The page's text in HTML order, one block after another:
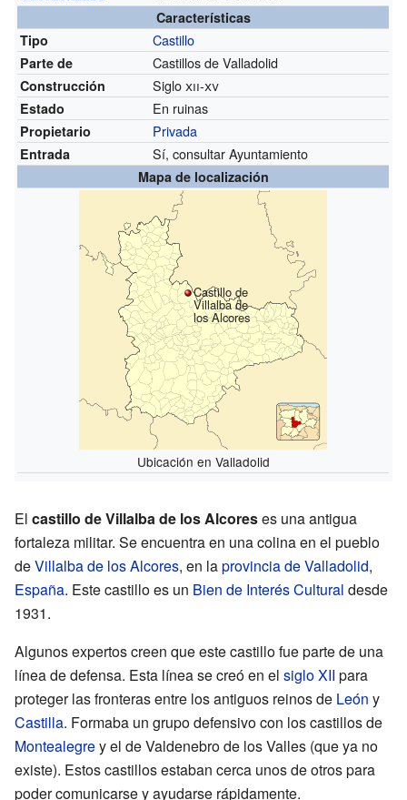
Características
Tipo
Castillo
Parte de Castillos de Valladolid
Construcción Sigloxii-xv
Estado En ruinas
Propietario Privada
Entrada Sí, consultar Ayuntamiento
Mapa de localización
Castillo de
Villalba de
los Alcores
Ubicación en Valladolid
El castillo de Villalba de los Alcoreses una antigua
fortaleza militar. Se encuentra en una colina en el pueblo
deVillalba de los Alcores, en laprovincia de Valladolid,
España. Este castillo es un Bien de Interés Cultural desde
1931.
Algunos expertos creen que este castillo fue parte de una
línea de defensa. Esta línea se creó en el siglo XII para
proteger las fronteras entre los antiguos reinos de León y
Castilla. Formaba un grupo defensivo con los castillos de
Montealegrey el de Valdenebro de los Valles (que ya no
existe). Estos castillos estaban cerca unos de otros para
poder comunicarse y ayudarse rápidamente.